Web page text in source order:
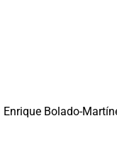
Enrique Bolado-